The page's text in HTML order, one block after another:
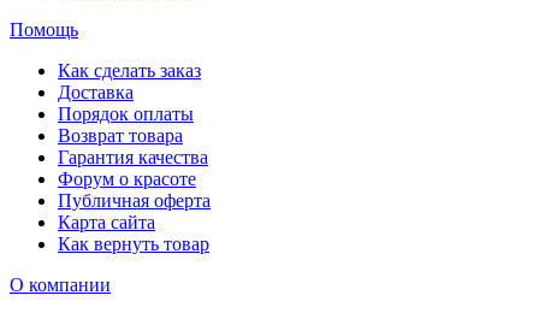
Помощь
Как сделать заказ
Доставка
Порядок оплаты
Возврат товара
Гарантия качества
Форум о красоте
Публичная оферта
Карта сайта
Как вернуть товар
О компании